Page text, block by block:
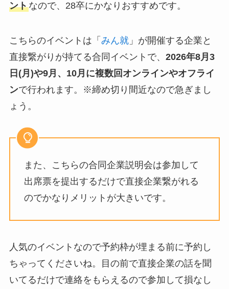
ントなので、28卒にかなりおすすめです。
こちらのイベントは「 みん就」が開催する企業と
直接繋がりが持てる合同イベントで、 2026年8月3
日(月)や9月、10月 に複数回オンラインやオフライ
ンで行われます。※締め切り間近なので急ぎまし
ょう。
また、こちらの合同企業説明会は参加して
出席票を提出するだけで直接企業繋がれる
のでかなりメリットが大きいです。
人気のイベントなので予約枠が埋まる前に予約し
ちゃってくださいね。目の前で直接企業の話を聞
いてるだけで連絡をもらえるので参加して損なし